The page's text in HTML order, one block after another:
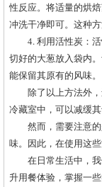
性反应。将适量的烘
冲洗干净即可。这种
4. 利用活性炭：
切好的大葱放入袋内
能保留其原有的风味。
除了以上方法外
冷藏室中，可以减缓
然而，需要注意
味。因此，在使用这
在日常生活中，
升用餐体验，掌握一